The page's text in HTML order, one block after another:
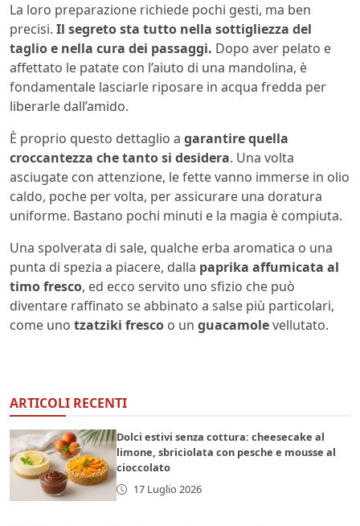
La loro preparazione richiede pochi gesti, ma ben
precisi. Il segreto sta tutto nella sottigliezza del
taglio e nella cura dei passaggi. Dopo aver pelato e
affettato le patate con l’aiuto di una mandolina, è
fondamentale lasciarle riposare in acqua fredda per
liberarle dall’amido.
È proprio questo dettaglio a garantire quella
croccantezza che tanto si desidera. Una volta
asciugate con attenzione, le fette vanno immerse in olio
caldo, poche per volta, per assicurare una doratura
uniforme. Bastano pochi minuti e la magia è compiuta.
Una spolverata di sale, qualche erba aromatica o una
punta di spezia a piacere, dalla paprika affumicata al
timo fresco, ed ecco servito uno sfizio che può
diventare raffinato se abbinato a salse più particolari,
come uno tzatziki fresco o un guacamolevellutato.
ARTICOLI RECENTI
Dolci estivi senza cottura: cheesecake al
limone, sbriciolata con pesche e mousse al
cioccolato
17 Luglio 2026